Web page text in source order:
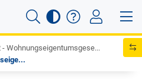
- Wohnungseigentumsgese...